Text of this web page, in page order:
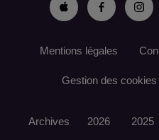
Mentions légales
Gestion des cookies
Archives 2026 2025